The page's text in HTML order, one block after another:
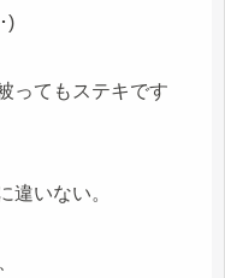
)
ってもステキです
違いない。